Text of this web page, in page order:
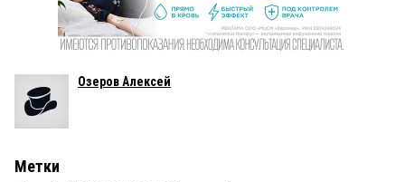
Озеров Алексей
Метки